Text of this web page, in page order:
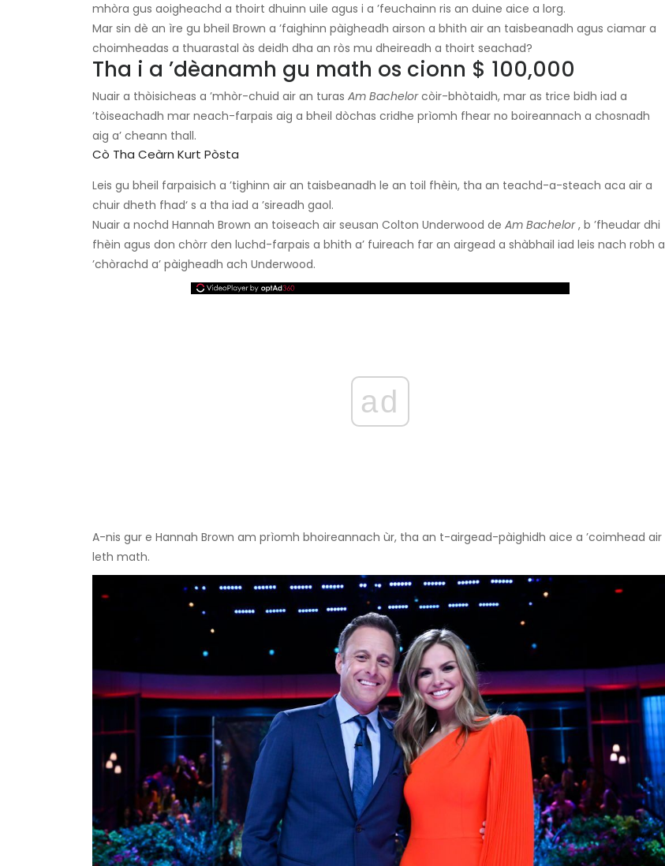
mhòra gus aoigheachd a thoirt dhuinn uile agus i a ’feuchainn ris an duine aice a lorg.
Mar sin dè an ìre gu bheil Brown a ’faighinn pàigheadh ​​airson a bhith air an taisbeanadh agus ciamar a
choimheadas a thuarastal às deidh dha an ròs mu dheireadh a thoirt seachad?
Tha i a ’dèanamh gu math os cionn $ 100,000
Nuair a thòisicheas a ’mhòr-chuid air an turas Am Bachelorcòir-bhòtaidh, mar as trice bidh iad a
’tòiseachadh mar neach-farpais aig a bheil dòchas cridhe prìomh fhear no boireannach a chosnadh
aig a’ cheann thall.
Cò Tha Ceàrn Kurt Pòsta
Leis gu bheil farpaisich a ’tighinn air an taisbeanadh le an toil fhèin, tha an teachd-a-steach aca air a
chuir dheth fhad‘ s a tha iad a ’sireadh gaol.
Nuair a nochd Hannah Brown an toiseach air seusan Colton Underwood de Am Bachelor, b ’fheudar dhi
fhèin agus don chòrr den luchd-farpais a bhith a’ fuireach far an airgead a shàbhail iad leis nach robh a
’chòrachd a’ pàigheadh ​​ach Underwood.
ad
A-nis gur e Hannah Brown am prìomh bhoireannach ùr, tha an t-airgead-pàighidh aice a ’coimhead air
leth math.